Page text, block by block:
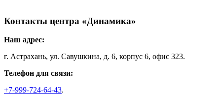
Контакты центра «Динамика»
Наш адрес:
г. Астрахань, ул. Савушкина, д. 6, корпус 6, офис 323.
Телефон для связи:
+7-999-724-64-43.